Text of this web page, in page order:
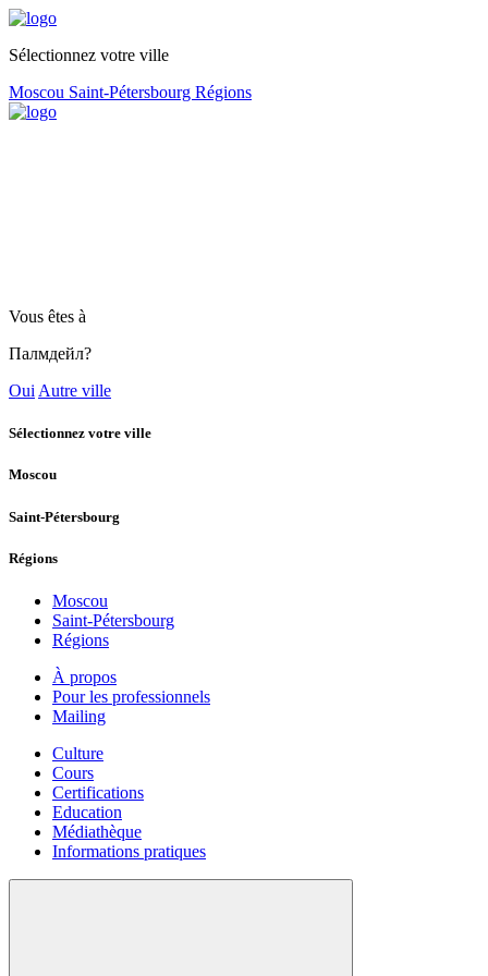
Sélectionnez votre ville
Moscou Saint-Pétersbourg Régions
Vous êtes à
Палмдейл?
Oui Autre ville
Sélectionnez votre ville
Moscou
Saint-Pétersbourg
Régions
Moscou
Saint-Pétersbourg
Régions
À propos
Pour les professionnels
Mailing
Culture
Cours
Certifications
Education
Médiathèque
Informations pratiques